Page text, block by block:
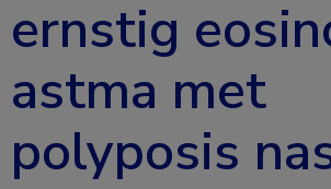
ernstig
astma met
polyposis